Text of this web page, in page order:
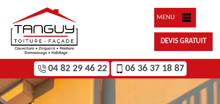
MENU
DEVIS GRATUIT
04 82 29 46 22 06 36 37 18 87